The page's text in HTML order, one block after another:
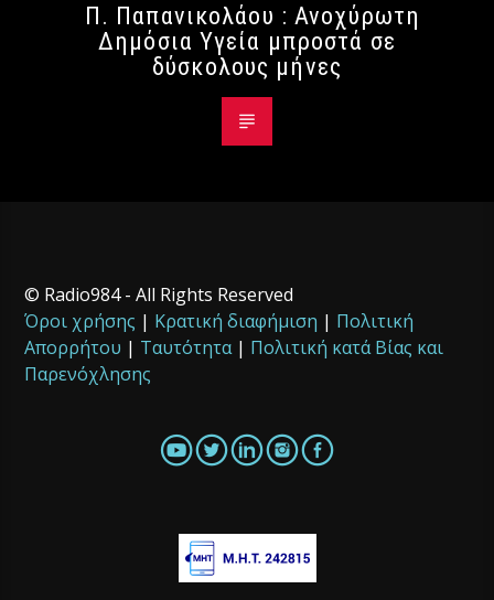
Π. Παπανικολάου : Ανοχύρωτη
Δημόσια Υγεία μπροστά σε
δύσκολους μήνες
© Radio984 - All Rights Reserved
Όροι χρήσης | Κρατική διαφήμιση | Πολιτική
Απορρήτου | Ταυτότητα| Πολιτική κατά Βίας και
Παρενόχλησης